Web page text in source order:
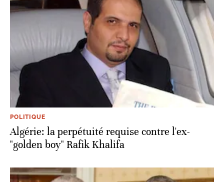
POLITIQUE
Algérie: la perpétuité requise contre l'ex-
"golden boy" Rafik Khalifa